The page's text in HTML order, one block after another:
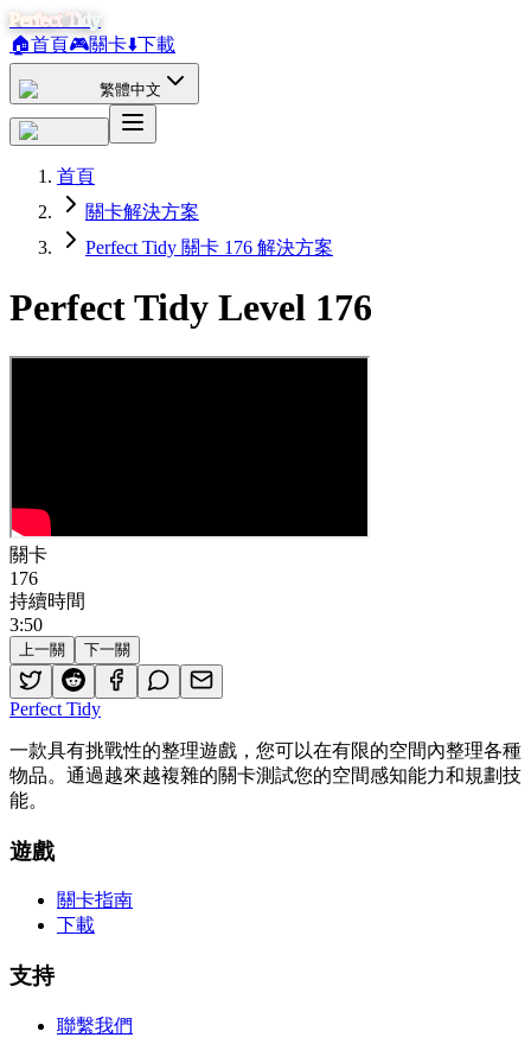
Perfect Tidy
🏠首頁🎮關卡⬇️下載
繁體中文
首頁
關卡解決方案
Perfect Tidy 關卡 176 解決方案
Perfect Tidy Level 176
關卡
176
持續時間
3:50
上一關 下一關
Perfect Tidy
一款具有挑戰性的整理遊戲，您可以在有限的空間內整理各種
物品。通過越來越複雜的關卡測試您的空間感知能力和規劃技
能。
遊戲
關卡指南
下載
支持
聯繫我們